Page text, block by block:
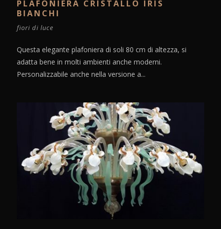
PLAFONIERA CRISTALLO IRIS
BIANCHI
fiori di luce
Questa elegante plafoniera di soli 80 cm di altezza, si
adatta bene in molti ambienti anche moderni.
Personalizzabile anche nella versione a...